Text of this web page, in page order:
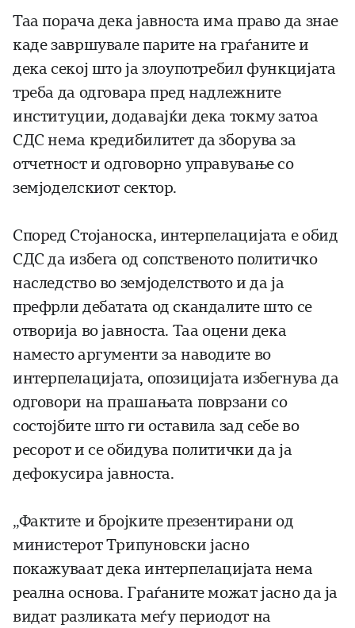
Таа порача дека јавноста има право да знае
каде завршувале парите на граѓаните и
дека секој што ја злоупотребил функцијата
треба да одговара пред надлежните
институции, додавајќи дека токму затоа
СДС нема кредибилитет да зборува за
отчетност и одговорно управување со
земјоделскиот сектор.
Според Стојаноска, интерпелацијата е обид
СДС да избега од сопственото политичко
наследство во земјоделството и да ја
префрли дебатата од скандалите што се
отворија во јавноста. Таа оцени дека
наместо аргументи за наводите во
интерпелацијата, опозицијата избегнува да
одговори на прашањата поврзани со
состојбите што ги оставила зад себе во
ресорот и се обидува политички да ја
дефокусира јавноста.
„Фактите и бројките презентирани од
министерот Трипуновски јасно
покажуваат дека интерпелацијата нема
реална основа. Граѓаните можат јасно да ја
видат разликата меѓу периодот на